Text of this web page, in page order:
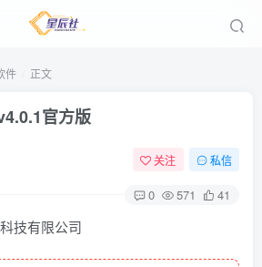
件 正文
官方版
关注 私信
0 571 41
技有限公司